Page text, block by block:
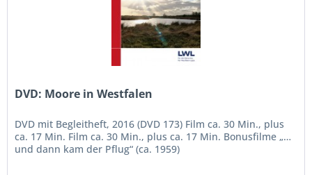
DVD: Moore in Westfalen
DVD mit Begleitheft, 2016 (DVD 173) Film ca. 30 Min., plus
ca. 17 Min. Film ca. 30 Min., plus ca. 17 Min. Bonusfilme „…
und dann kam der Pflug“ (ca. 1959)